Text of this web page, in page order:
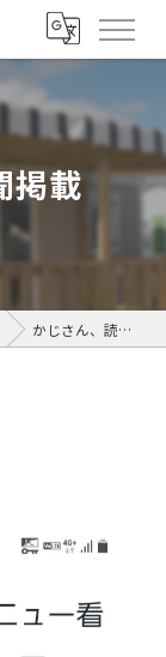
掲載
かじさん、読売新聞掲載